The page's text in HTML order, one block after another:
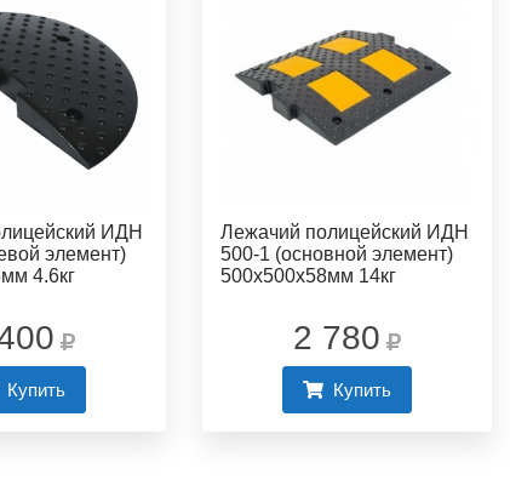
ИДН
элемент)
4.6кг
Купить
Лежачий полицейский ИДН
500-1 (основной элемент)
500х500х58мм 14кг
2 780
Купить